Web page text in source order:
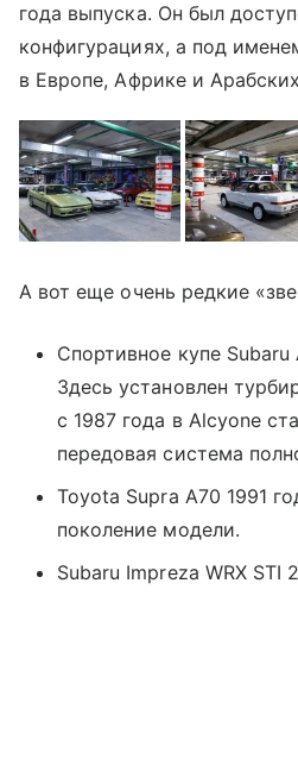
года выпуска. Он был
конфигурациях, а под
в Европе, Африке и
А вот еще очень редкие
Спортивное купе Subaru
Здесь установлен
с 1987 года в Alcyone
передовая система
Toyota Supra A70 1991
поколение модели.
Subaru Impreza WRX STI